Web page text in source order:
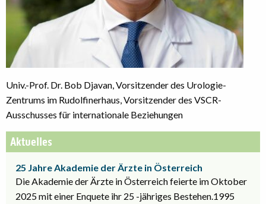
Univ.-Prof. Dr. Bob Djavan, Vorsitzender des Urologie-
Zentrums im Rudolfinerhaus, Vorsitzender des VSCR-
Ausschusses für internationale Beziehungen
Aktuelles
25 Jahre Akademie der Ärzte in Österreich
Die Akademie der Ärzte in Österreich feierte im Oktober
2025 mit einer Enquete ihr 25 -jähriges Bestehen.1995